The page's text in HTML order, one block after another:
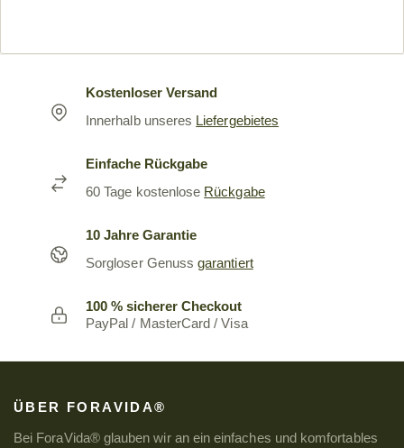
Kostenloser Versand
Innerhalb unseres Liefergebietes
Einfache Rückgabe
60 Tage kostenlose Rückgabe
10 Jahre Garantie
Sorgloser Genussgarantiert
100 % sicherer Checkout
PayPal / MasterCard / Visa
ÜBER FORAVIDA®
Bei ForaVida® glauben wir an ein einfaches und komfortables